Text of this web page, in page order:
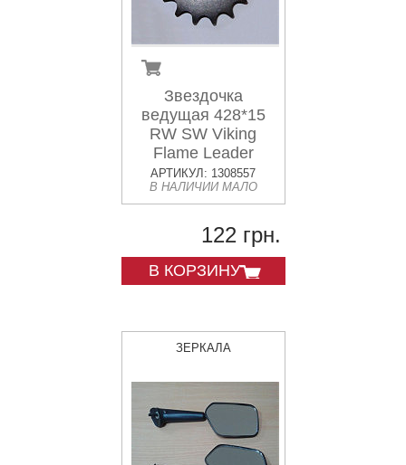
Звездочка
ведущая 428*15
RW SW Viking
Flame Leader
Raptor
АРТИКУЛ: 1308557
В НАЛИЧИИ МАЛО
122 грн.
В КОРЗИНУ
ЗЕРКАЛА